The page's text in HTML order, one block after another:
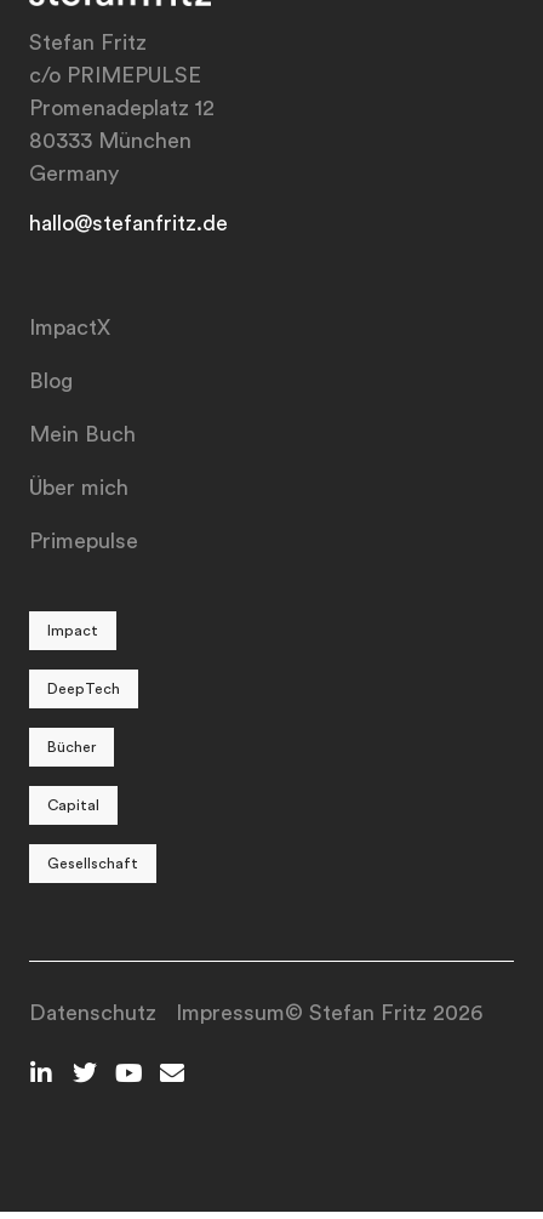
Stefan Fritz
c/o PRIMEPULSE
Promenadeplatz 12
80333 München
Germany
hallo@stefanfritz.de
ImpactX
Blog
Mein Buch
Über mich
Primepulse
Impact
DeepTech
Bücher
Capital
Gesellschaft
Datenschutz Impressum© Stefan Fritz 2026